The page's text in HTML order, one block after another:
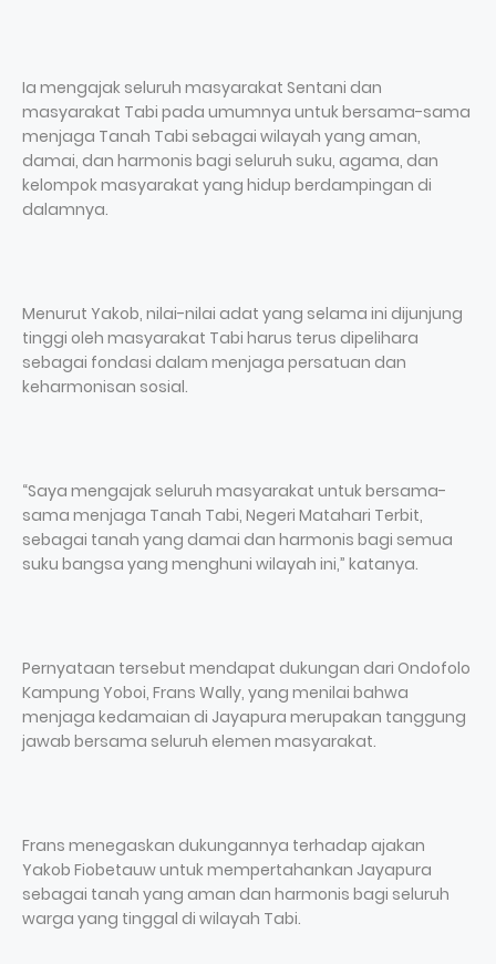
Ia mengajak seluruh masyarakat Sentani dan
masyarakat Tabi pada umumnya untuk bersama-sama
menjaga Tanah Tabi sebagai wilayah yang aman,
damai, dan harmonis bagi seluruh suku, agama, dan
kelompok masyarakat yang hidup berdampingan di
dalamnya.
Menurut Yakob, nilai-nilai adat yang selama ini dijunjung
tinggi oleh masyarakat Tabi harus terus dipelihara
sebagai fondasi dalam menjaga persatuan dan
keharmonisan sosial.
“Saya mengajak seluruh masyarakat untuk bersama-
sama menjaga Tanah Tabi, Negeri Matahari Terbit,
sebagai tanah yang damai dan harmonis bagi semua
suku bangsa yang menghuni wilayah ini,” katanya.
Pernyataan tersebut mendapat dukungan dari Ondofolo
Kampung Yoboi, Frans Wally, yang menilai bahwa
menjaga kedamaian di Jayapura merupakan tanggung
jawab bersama seluruh elemen masyarakat.
Frans menegaskan dukungannya terhadap ajakan
Yakob Fiobetauw untuk mempertahankan Jayapura
sebagai tanah yang aman dan harmonis bagi seluruh
warga yang tinggal di wilayah Tabi.